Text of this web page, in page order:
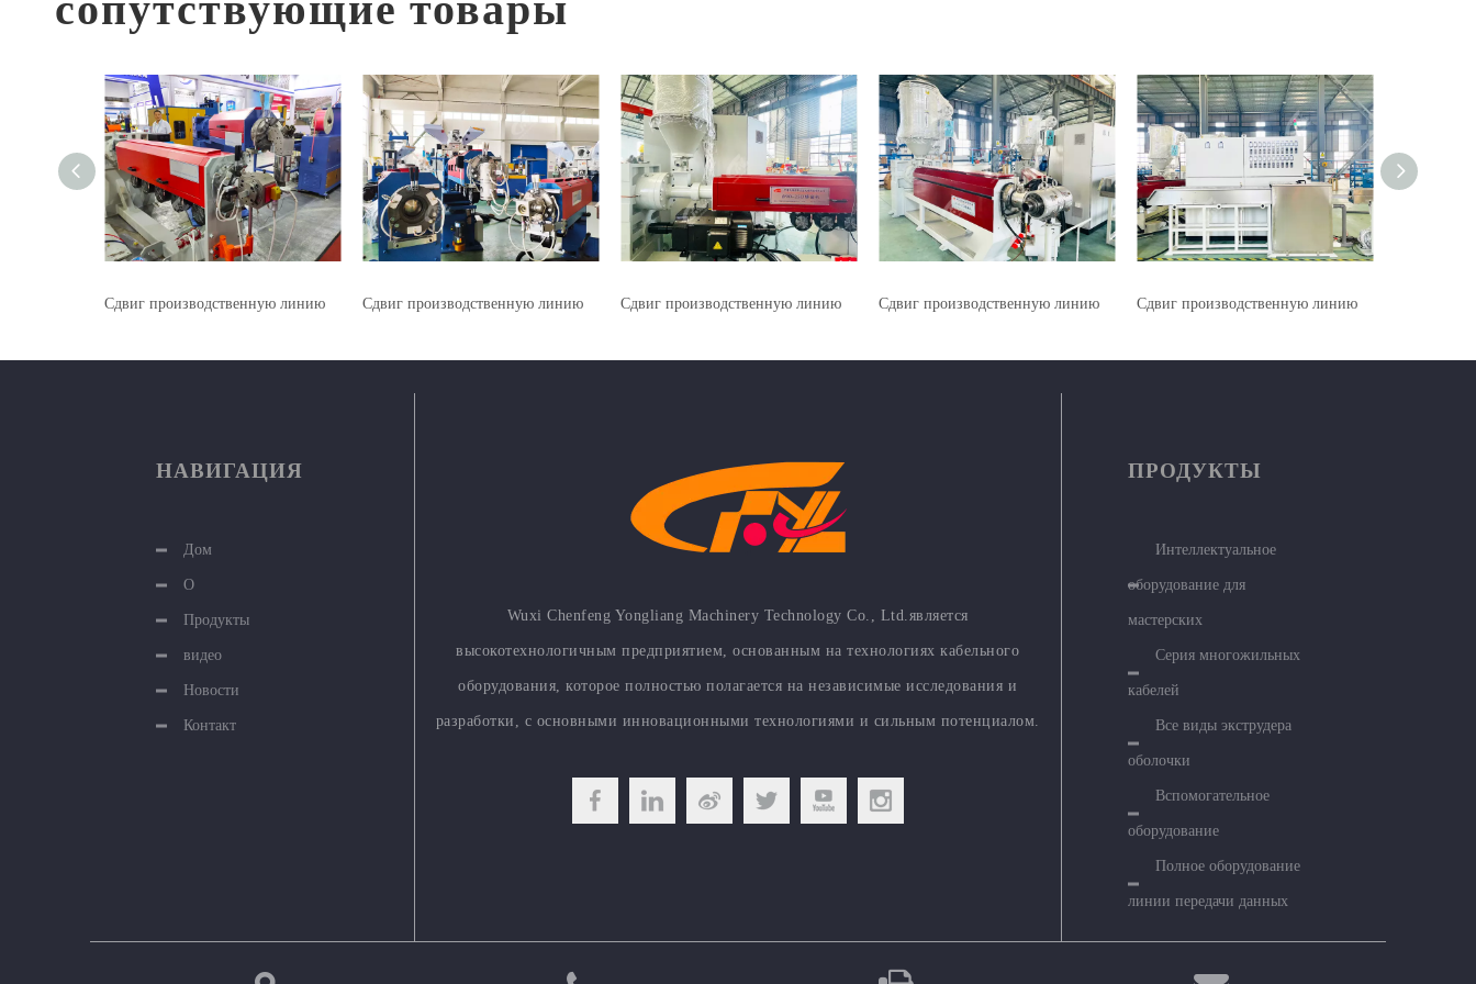
Сдвиг производственную линию Сдвиг производственную линию Сдвиг производственную линию Сдвиг производственную линию Сдвиг производственную линию
НАВИГАЦИЯ
Дом
О
Продукты
видео
Новости
Контакт
Wuxi Chenfeng Yongliang Machinery Technology Co., Ltd.является
высокотехнологичным предприятием, основанным на технологиях кабельного
оборудования, которое полностью полагается на независимые исследования и
разработки, с основными инновационными технологиями и сильным потенциалом.
ПРОДУКТЫ
Интеллектуальное
оборудование для
мастерских
Серия многожильных
кабелей
Все виды экструдера
оболочки
Вспомогательное
оборудование
Полное оборудование
линии передачи данных